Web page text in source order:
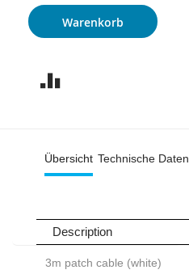
Warenkorb
Übersicht Technische Daten
Description
3m patch cable (white)